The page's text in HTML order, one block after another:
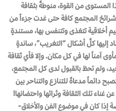
المستوى من القوة، منوطةٌ بثقافة
شرائحُ المجتمع كافة حتى غدت جزءاً من
أخلاقية تتغذى وتتنفس بها، مستندةٍ
إليها كلَّ أشكال “التغريب”، ساندةٍ
آمناً لها في كل مكان. وإلا فأي ثقافة
ولم تحظ بالقبول لدى كل المجتمع،
دائماً مدعاةً للتنازع والتناحر بين
غناء تلك الثقافة وثرائها واحتضانها!
إذا كان في موضوع الفن والأخلاق-